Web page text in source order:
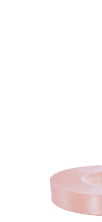
Цена за 1 штуку
2,42 €